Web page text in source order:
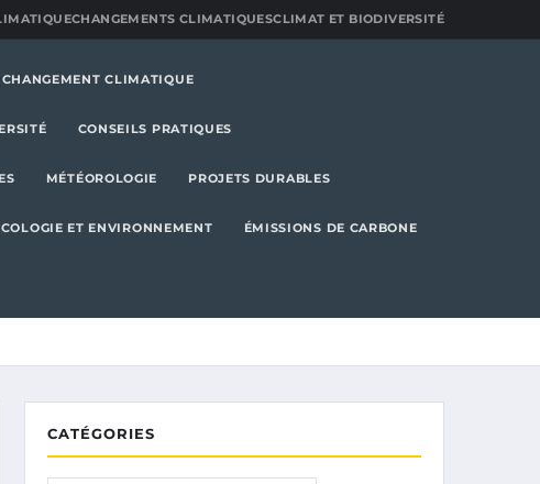
CHANGEMENTS CLIMATIQUESCLIMAT ET BIODIVERSITÉ
CHANGEMENT CLIMATIQUE
CONSEILS PRATIQUES
MÉTÉOROLOGIE PROJETS DURABLES
ET ENVIRONNEMENT ÉMISSIONS DE CARBONE
CATÉGORIES